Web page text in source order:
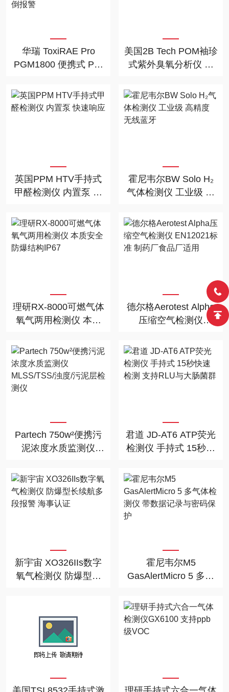
华瑞 ToxiRAE Pro
PGM1800 便携式 PID
跌倒报警
美国2B Tech POM袖珍
式紫外臭氧分析仪 带
仪
英国PPM HTV手持式
甲醛检测仪 内置泵 快
霍尼韦尔BW Solo H₂
气体检测仪 工业级 高
理研RX-8000可燃气体
氧气两用检测仪 本质
德尔格Aerotest Alpha
压缩空气检测仪
食品厂适用
Partech 750w²便携污
泥浓度水质监测仪
层检测仪
君道 JD-AT6 ATP荧光
检测仪 手持式 15秒快
肠菌群
新宇宙 XO326IIs数字
氧气检测仪 防爆型长
霍尼韦尔M5
GasAlertMicro 5 多气
与密码保护